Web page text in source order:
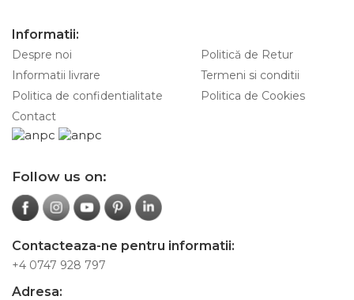
Informatii:
Despre noi
Politică de Retur
Informatii livrare
Termeni si conditii
Politica de confidentialitate
Politica de Cookies
Contact
Follow us on:
Contacteaza-ne pentru informatii:
+4 0747 928 797
Adresa: